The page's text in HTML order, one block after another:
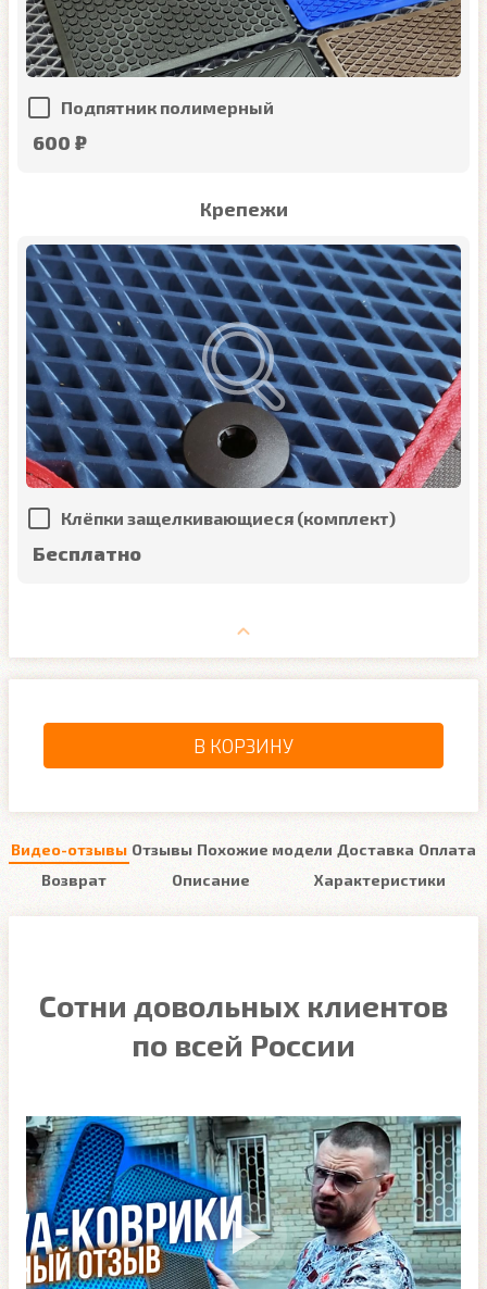
Подпятник полимерный
600 ₽
Крепежи
Клёпки защелкивающиеся (комплект)
Бесплатно
В КОРЗИНУ
Видео-отзывы Отзывы Похожие модели Доставка Оплата
Возврат
Описание Характеристики
Сотни довольных клиентов
по всей России